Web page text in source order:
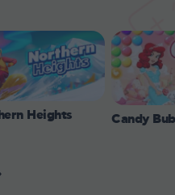
Heights Candy